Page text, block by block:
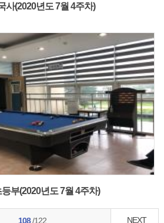
사(2020년도 7월 4주차)
부(2020년도 7월 4주차)
108/122 NEXT